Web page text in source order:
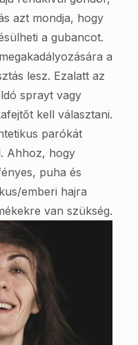
azt mondja, hogy
a gubancot.
a
lesz. Ezalatt az
sprayt vagy
kell választani.
parókát
Ahhoz, hogy
puha és
emberi hajra
van szükség.